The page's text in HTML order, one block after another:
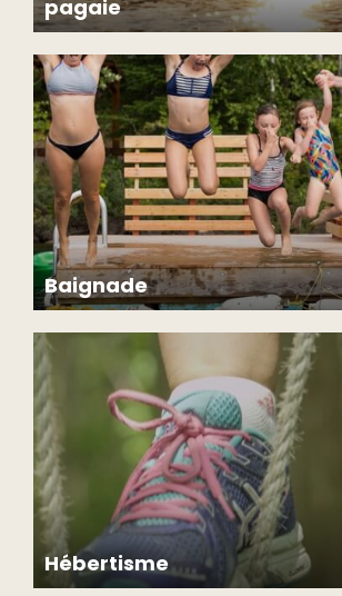
pagaie
seules les embarcations appartenant à
autorisées.
Baignade
Hébertisme